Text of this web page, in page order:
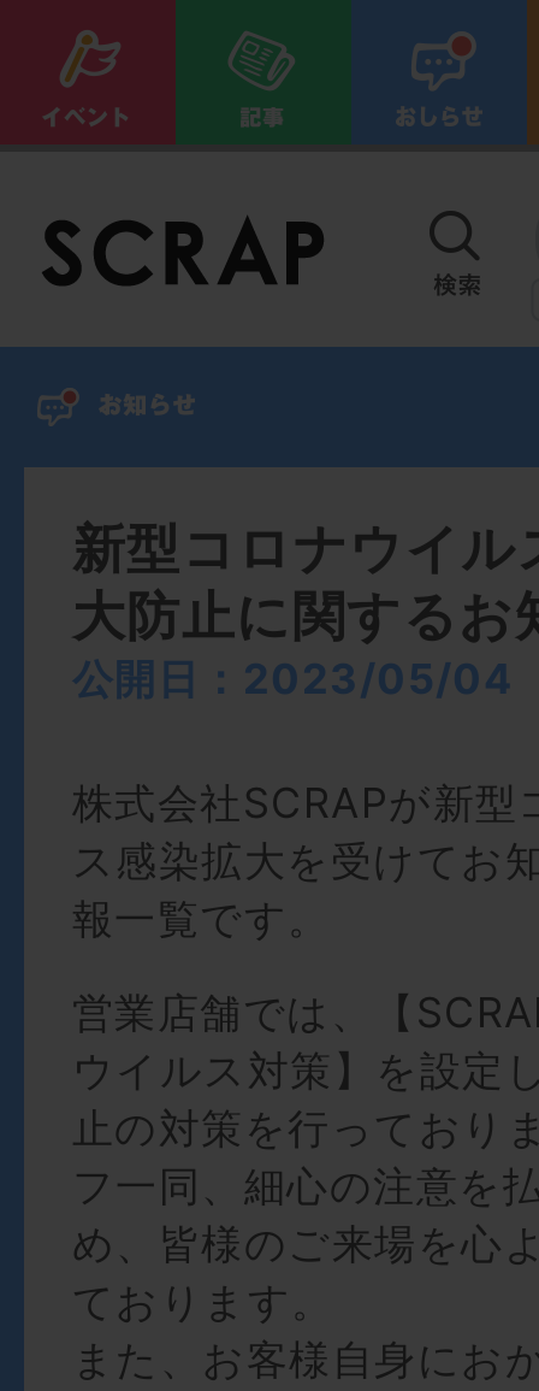
新型コロナウイル
大防止に関するお
公開日：2023/05/04
株式会社SCRAPが新型
ス感染拡大を受けてお
報一覧です。
営業店舗では、【
ウイルス対策】を設定
止の対策を行っており
フ一同、細心の注意を
め、皆様のご来場を心
ております。
また、お客様自身にお